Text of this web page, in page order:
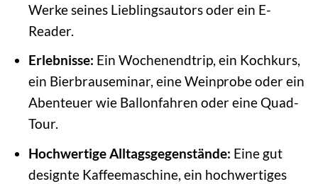
Werke seines Lieblingsautors oder ein E-
Reader.
Erlebnisse: Ein Wochenendtrip, ein Kochkurs,
ein Bierbrauseminar, eine Weinprobe oder ein
Abenteuer wie Ballonfahren oder eine Quad-
Tour.
Hochwertige Alltagsgegenstände: Eine gut
designte Kaffeemaschine, ein hochwertiges